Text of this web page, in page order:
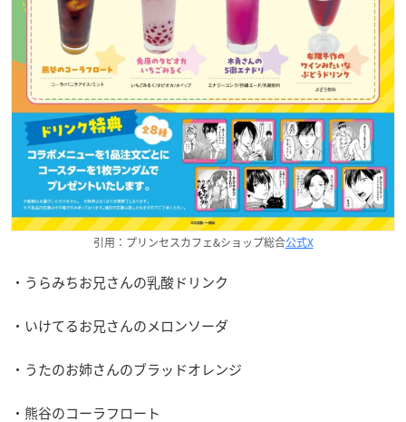
引用：プリンセスカフェ&ショップ総合公式X
・うらみちお兄さんの乳酸ドリンク
・いけてるお兄さんのメロンソーダ
・うたのお姉さんのブラッドオレンジ
・熊谷のコーラフロート